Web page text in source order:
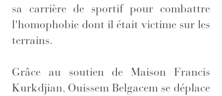
sa carrière de sportif pour combattre
l'homophobie dont il était victime sur les
terrains.
Grâce au soutien de Maison Francis
Kurkdjian, Ouissem Belgacem se déplace